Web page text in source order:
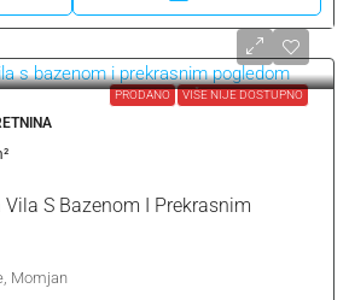
PRODANO VIŠE NIJE DOSTUPNO
S Bazenom I Prekrasnim
Momjan